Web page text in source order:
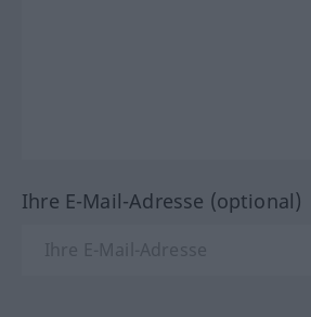
Ihre E-Mail-Adresse (optional)